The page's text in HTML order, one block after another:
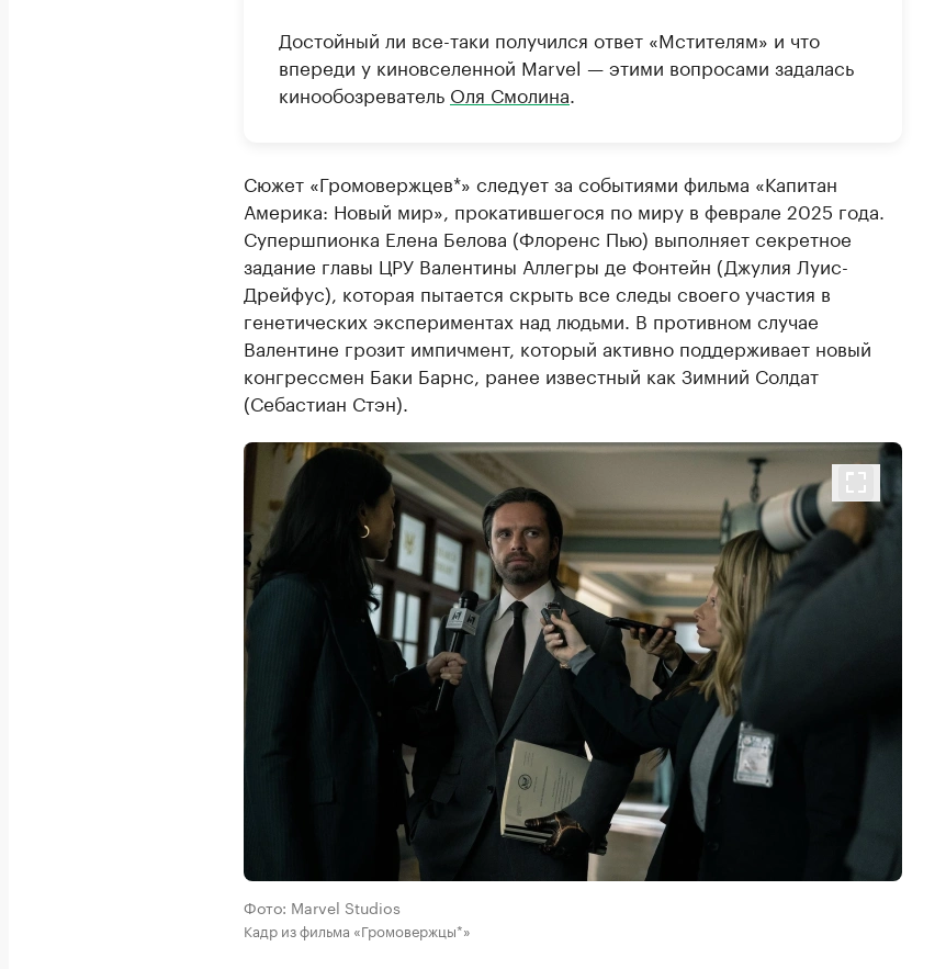
Достойный ли все-таки получился ответ «Мстителям» и что
впереди у киновселенной Marvel — этими вопросами задалась
кинообозреватель Оля Смолина
Сюжет «Громовержцев*» следует за событиями фильма «Капитан
Америка: Новый мир», прокатившегося по миру в феврале 2025 года.
Супершпионка Елена Белова (Флоренс Пью) выполняет секретное
задание главы ЦРУ Валентины Аллегры де Фонтейн (Джулия Луис-
Дрейфус), которая пытается скрыть все следы своего участия в
генетических экспериментах над людьми. В противном случае
Валентине грозит импичмент, который активно поддерживает новый
конгрессмен Баки Барнс, ранее известный как Зимний Солдат
(Себастиан Стэн).
Фото: Marvel Studios
Кадр из фильма «Громовержцы*»